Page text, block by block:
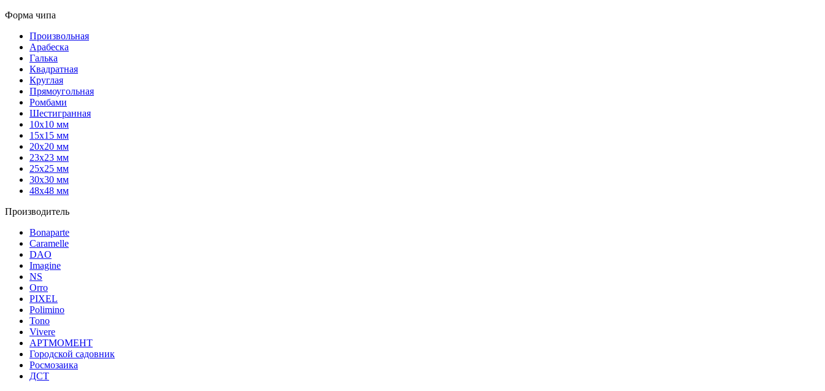
Форма чипа
Произвольная
Арабеска
Галька
Квадратная
Круглая
Прямоугольная
Ромбами
Шестигранная
10х10 мм
15х15 мм
20х20 мм
23х23 мм
25х25 мм
30х30 мм
48х48 мм
Производитель
Bonaparte
Caramelle
DAO
Imagine
NS
Orro
PIXEL
Polimino
Tono
Vivere
АРТМОМЕНТ
Городской садовник
Росмозаика
ДСТ